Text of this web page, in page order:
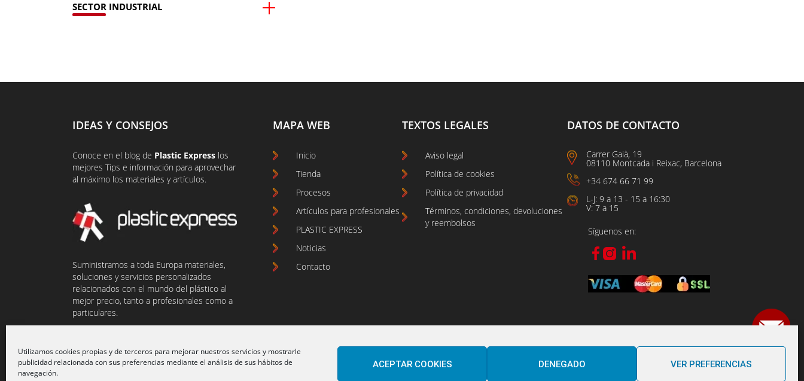
Utilizamos cookies propias y de terceros para mejorar nuestros servicios y mostrarle
publicidad relacionada con sus preferencias mediante el análisis de sus hábitos de
navegación.
ACEPTAR COOKIES DENEGADO VER PREFERENCIAS
SECTOR INDUSTRIAL
IDEAS Y CONSEJOS
Conoce en el blogde Plastic Expresslos
mejores Tips e información para aprovechar
al máximo los materiales y artículos.
Suministramos a toda Europa materiales,
soluciones y servicios personalizados
relacionados con el mundo del plástico al
mejor precio, tanto a profesionales como a
particulares.
MAPA WEB
Inicio
Tienda
Procesos
Artículos para profesionales
PLASTIC EXPRESS
Noticias
Contacto
TEXTOS LEGALES
Aviso legal
Política de cookies
Política de privacidad
Términos, condiciones, devoluciones
y reembolsos
DATOS DE CONTACTO
Carrer Gaià, 19
08110 Montcada i Reixac, Barcelona
+34 674 66 71 99
L-J: 9 a 13 - 15 a 16:30
V: 7 a 15
Síguenos en: